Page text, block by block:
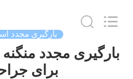
خانه
بارگیری مجدد
بارگیری مجدد
برای